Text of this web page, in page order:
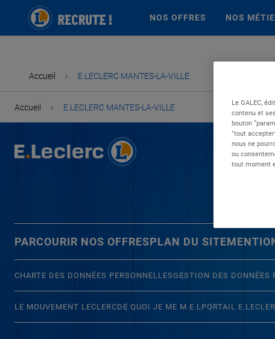
NOS OFFRES NOS
Accueil › E.LECLERC MANTES-LA-VILLE
Accueil › E.LECLERC MANTES-LA-VILLE
PARCOURIR NOS OFFRESPLAN DU SITE
CHARTE DES DONNÉES PERSONNELLESGESTION DES DONNÉES
LE MOUVEMENT LECLERCDE QUOI JE ME M.E.LPORTAIL
Le GALEC,
contenu et
bouton
"tout
nous ne
ou
tout moment